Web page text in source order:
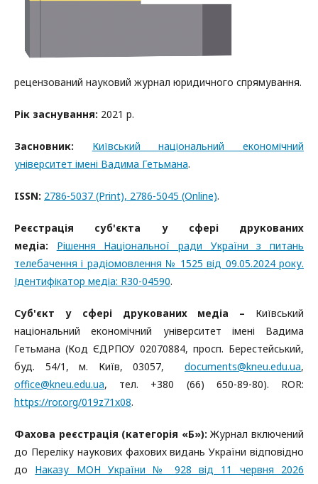
рецензований науковий журнал юридичного спрямування.
Рік заснування: 2021 р.
Засновник:
Київський національний економічний
університет імені Вадима Гетьмана.
ISSN: 2786-5037 (Print), 2786-5045 (Online).
Реєстрація суб'єкта у сфері друкованих
медіа: Рішення Національної ради України з питань
телебачення і радіомовлення № 1525 від 09.05.2024 року.
Ідентифікатор медіа: R30-04590.
Суб'єкт у сфері друкованих медіа – Київський
національний економічний університет імені Вадима
Гетьмана (Код ЄДРПОУ 02070884, просп. Берестейський,
буд. 54/1, м. Київ, 03057, documents@kneu.edu.ua,
office@kneu.edu.ua, тел. +380 (66) 650-89-80). ROR:
https://ror.org/019z71x08.
Фахова реєстрація (категорія «Б»):Журнал включений
до Переліку наукових фахових видань України відповідно
до Наказу МОН України № 928 від 11 червня 2026